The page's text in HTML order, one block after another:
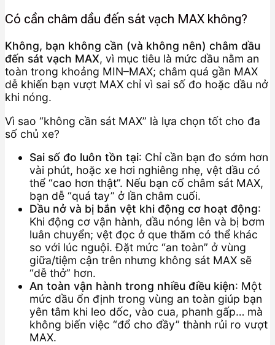
Có cần châm dầu đến sát vạch MAX không?
Không, bạn không cần (và không nên) châm dầu
đến sát vạch MAX, vì mục tiêu là mức dầu nằm an
toàn trong khoảng MIN–MAX; châm quá gần MAX
dễ khiến bạn vượt MAX chỉ vì sai số đo hoặc dầu nở
khi nóng.
Vì sao “không cần sát MAX” là lựa chọn tốt cho đa
số chủ xe?
Sai số đo luôn tồn tại: Chỉ cần bạn đo sớm hơn
vài phút, hoặc xe hơi nghiêng nhẹ, vệt dầu có
thể “cao hơn thật”. Nếu bạn cố châm sát MAX,
bạn dễ “quá tay” ở lần châm cuối.
Dầu nở và bị bắn vệt khi động cơ hoạt động:
Khi động cơ vận hành, dầu nóng lên và bị bơm
luân chuyển; vệt đọc ở que thăm có thể khác
so với lúc nguội. Đặt mức “an toàn” ở vùng
giữa/tiệm cận trên nhưng không sát MAX sẽ
“dễ thở” hơn.
An toàn vận hành trong nhiều điều kiện: Một
mức dầu ổn định trong vùng an toàn giúp bạn
yên tâm khi leo dốc, vào cua, phanh gấp… mà
không biến việc “đổ cho đầy” thành rủi ro vượt
MAX.